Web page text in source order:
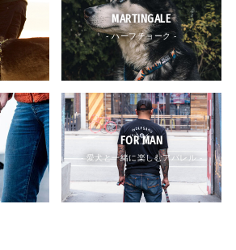
MARTINGALE
- ハーフチョーク -
FOR MAN
- 愛犬と一緒に楽しむアパレル -